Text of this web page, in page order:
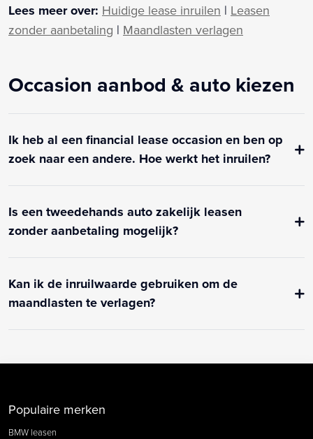
Lees meer over: Huidige lease inruilen | Leasen
zonder aanbetaling | Maandlasten verlagen
Occasion aanbod & auto kiezen
Ik heb al een financial lease occasion en ben op
zoek naar een andere. Hoe werkt het inruilen?
Is een tweedehands auto zakelijk leasen
zonder aanbetaling mogelijk?
Kan ik de inruilwaarde gebruiken om de
maandlasten te verlagen?
Populaire merken
BMW leasen